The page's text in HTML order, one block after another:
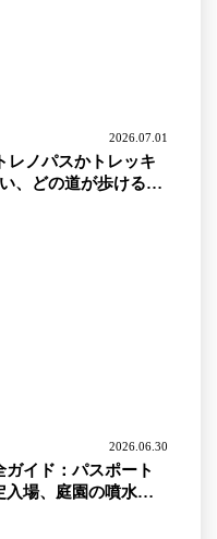
2026.07.01
レノパスかトレッキ
、どの道が歩けるの
2026.06.30
イド：パスポート
場、庭園の噴水シ